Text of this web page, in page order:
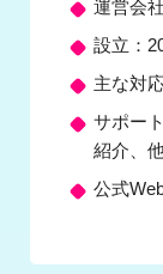
運営会
設立：
主な対
サポー
紹介、
公式